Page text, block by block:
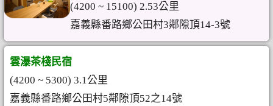
(4200 ~ 15100) 2.53公里
嘉義縣番路鄉公田村3鄰隙頂14-3號
雲瀑茶棧民宿
(4200 ~ 5300) 3.1公里
嘉義縣番路鄉公田村5鄰隙頂52之14號